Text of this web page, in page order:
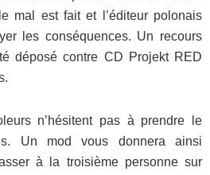
mal est fait et l’éditeur polonais
les conséquences. Un recours
déposé contre CD Projekt RED
n’hésitent pas à prendre le
Un mod vous donnera ainsi
à la troisième personne sur